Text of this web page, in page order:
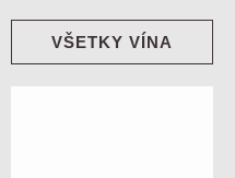
VŠETKY VÍNA